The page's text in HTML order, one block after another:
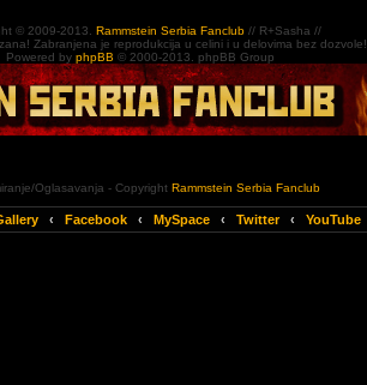
© 2009-2013. Rammstein Serbia Fanclub // R+Sasha //
Zabranjena je reprodukcija u celini i u delovima bez dozvole!
Powered by phpBB © 2000-2013. phpBB Group
Oglasavanja - Copyright Rammstein Serbia Fanclub
‹ Facebook ‹ MySpace ‹ Twitter ‹ YouTube